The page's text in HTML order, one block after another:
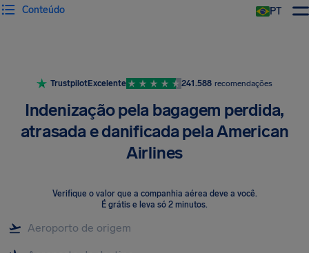
PT
Conteúdo
TrustpilotExcelente 241.588 recomendações
Indenização pela bagagem perdida,
atrasada e danificada pela American
Airlines
Verifique o valor que a companhia aérea deve a você.
É grátis e leva só 2 minutos.